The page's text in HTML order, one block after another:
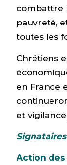
combattre
pauvreté,
toutes les
Chrétiens
en France
et
Action